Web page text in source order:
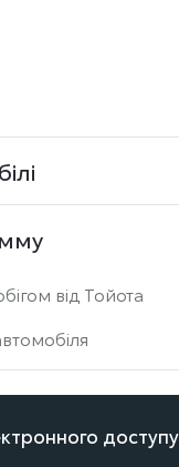
від Тойота
сайті інформація щодо
цін, інших умов її